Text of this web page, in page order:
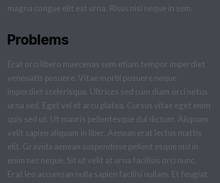
magna congue elit est urna. Risus nisi neque in sem.
Problems
Erat orci libero maecenas sem etiam tempor imperdiet
venenatis posuere. Vitae morbi posuere neque
imperdiet scelerisque. Ultrices sed cum diam orci netus
urna sed. Eget vel et arcu platea. Cursus vitae eget enim
quis sed ut. Ut mauris pellentesque dui dictum. Aliquam
velit sapien aliquam in liber. Aenean erat lectus mattis
elit. Gravida aenean suspendisse pellent esque nisl in
enim nec neque. Sit ut velit at urna facilisis orci nunc.
Erat leo accumsan nulla sapien facilisi nullam. Et feugiat